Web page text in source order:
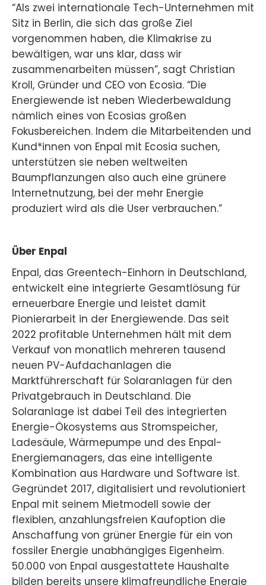
“Als zwei internationale Tech-Unternehmen mit
Sitz in Berlin, die sich das große Ziel
vorgenommen haben, die Klimakrise zu
bewältigen, war uns klar, dass wir
zusammenarbeiten müssen”, sagt Christian
Kroll, Gründer und CEO von Ecosia. “Die
Energiewende ist neben Wiederbewaldung
nämlich eines von Ecosias großen
Fokusbereichen. Indem die Mitarbeitenden und
Kund*innen von Enpal mit Ecosia suchen,
unterstützen sie neben weltweiten
Baumpflanzungen also auch eine grünere
Internetnutzung, bei der mehr Energie
produziert wird als die User verbrauchen.”
Über Enpal
Enpal, das Greentech-Einhorn in Deutschland,
entwickelt eine integrierte Gesamtlösung für
erneuerbare Energie und leistet damit
Pionierarbeit in der Energiewende. Das seit
2022 profitable Unternehmen hält mit dem
Verkauf von monatlich mehreren tausend
neuen PV-Aufdachanlagen die
Marktführerschaft für Solaranlagen für den
Privatgebrauch in Deutschland. Die
Solaranlage ist dabei Teil des integrierten
Energie-Ökosystems aus Stromspeicher,
Ladesäule, Wärmepumpe und des Enpal-
Energiemanagers, das eine intelligente
Kombination aus Hardware und Software ist.
Gegründet 2017, digitalisiert und revolutioniert
Enpal mit seinem Mietmodell sowie der
flexiblen, anzahlungsfreien Kaufoption die
Anschaffung von grüner Energie für ein von
fossiler Energie unabhängiges Eigenheim.
50.000 von Enpal ausgestattete Haushalte
bilden bereits unsere klimafreundliche Energie